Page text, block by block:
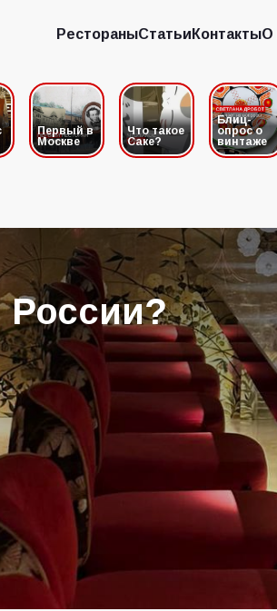
РестораныСтатьи КонтактыО
РестораныСтатьиКонтактыО
Первый в
Москве
Что такое
Саке?
Блиц-
опрос о
винтаже